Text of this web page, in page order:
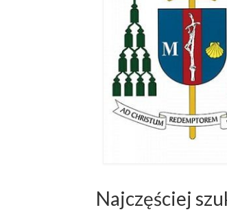
Najczęściej